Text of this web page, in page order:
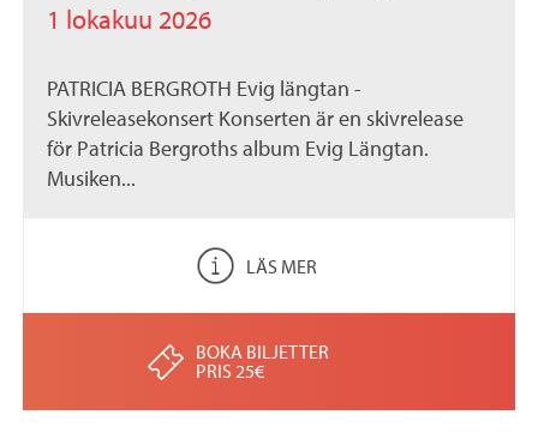
1 lokakuu 2026
PATRICIA BERGROTH Evig längtan -
Skivreleasekonsert Konserten är en skivrelease
för Patricia Bergroths album Evig Längtan.
Musiken...
LÄS MER
BOKA BILJETTER
PRIS 25€